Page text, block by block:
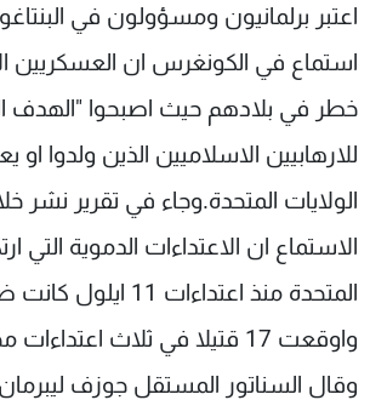
اعتبر برلمانيون ومسؤولون في
استماع في الكونغرس ان العسكريين
خطر في بلادهم حيث اصبحوا "الهدف
للارهابيين الاسلاميين الذين ولدوا
الولايات المتحدة.وجاء في تقرير نشر
الاستماع ان الاعتداءات الدموية التي
المتحدة منذ اعتداءات 11
واوقعت 17 قتيلا في ثلاث اعتداءات مختلفة.
وقال السناتور المستقل جوزف
الترددات
الإنـتـاج
لاعلاناتكم
تواصل معنا
شروط الإسـتخدام
سياسة